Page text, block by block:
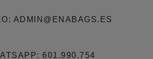
ADMIN@ENABAGS.ES
601.990.754